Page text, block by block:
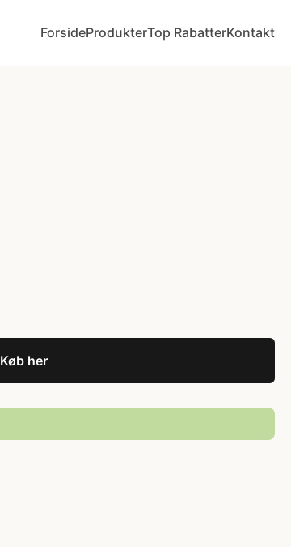
ForsideProdukterTop RabatterKontakt
Køb her